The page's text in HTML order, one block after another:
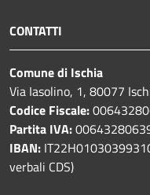
CONTATTI
Comune di Ischia
Via Iasolino, 1, 80077
Codice Fiscale:
Partita IVA:
IBAN:
verbali CDS)